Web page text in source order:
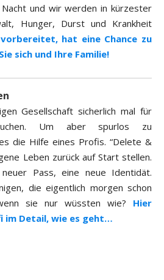
und wir werden in kürzester
Hunger, Durst und Krankheit
hat eine Chance zu
sich und Ihre Familie!
Gesellschaft sicherlich mal für
Um aber spurlos zu
die Hilfe eines Profis. “Delete &
Leben zurück auf Start stellen.
Pass, eine neue Identidät.
die eigentlich morgen schon
sie nur wüssten wie? Hier
im Detail, wie es geht…